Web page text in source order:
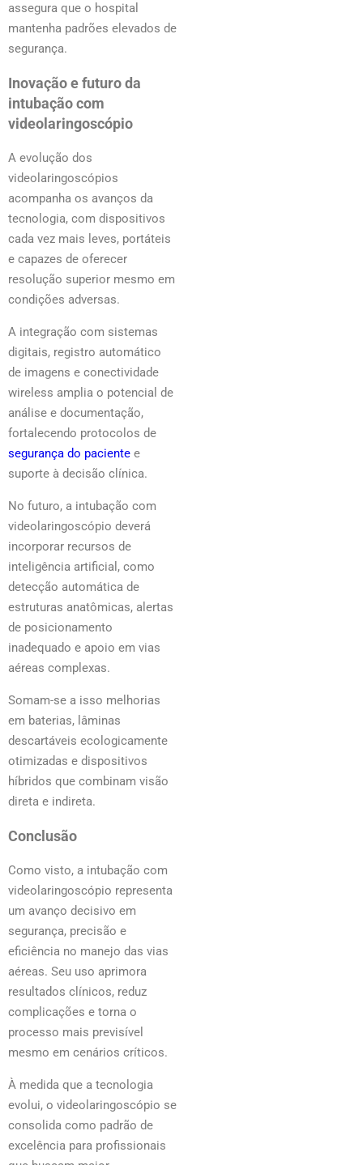
assegura que o hospital
mantenha padrões elevados de
segurança.
Inovação e futuro da
intubação com
videolaringoscópio
A evolução dos
videolaringoscópios
acompanha os avanços da
tecnologia, com dispositivos
cada vez mais leves, portáteis
e capazes de oferecer
resolução superior mesmo em
condições adversas.
A integração com sistemas
digitais, registro automático
de imagens e conectividade
wireless amplia o potencial de
análise e documentação,
fortalecendo protocolos de
segurança do paciente e
suporte à decisão clínica.
No futuro, a intubação com
videolaringoscópio deverá
incorporar recursos de
inteligência artificial, como
detecção automática de
estruturas anatômicas, alertas
de posicionamento
inadequado e apoio em vias
aéreas complexas.
Somam-se a isso melhorias
em baterias, lâminas
descartáveis ecologicamente
otimizadas e dispositivos
híbridos que combinam visão
direta e indireta.
Conclusão
Como visto, a intubação com
videolaringoscópio representa
um avanço decisivo em
segurança, precisão e
eficiência no manejo das vias
aéreas. Seu uso aprimora
resultados clínicos, reduz
complicações e torna o
processo mais previsível
mesmo em cenários críticos.
À medida que a tecnologia
evolui, o videolaringoscópio se
consolida como padrão de
excelência para profissionais